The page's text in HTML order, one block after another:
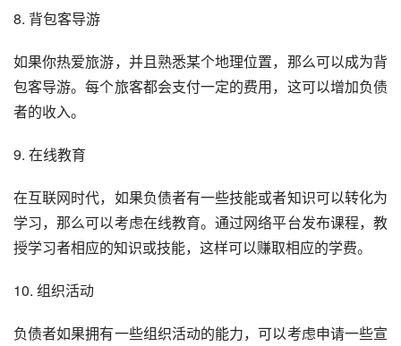
8. 背包客导游
如果你热爱旅游，并且熟悉某个地理位置，那么可以成为背
包客导游。每个旅客都会支付一定的费用，这可以增加负债
者的收入。
9. 在线教育
在互联网时代，如果负债者有一些技能或者知识可以转化为
学习，那么可以考虑在线教育。通过网络平台发布课程，教
授学习者相应的知识或技能，这样可以赚取相应的学费。
10. 组织活动
负债者如果拥有一些组织活动的能力，可以考虑申请一些宣